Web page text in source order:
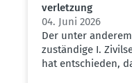
ver­letzung
04. Juni 2026
Der unter
zuständige I.
hat entschieden,